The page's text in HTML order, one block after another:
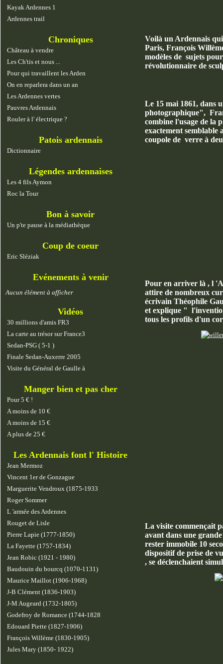
Kayak Ardennes 1
Ardennes trail
Chroniques
Château à vendre
Les Ch'tis et nous ...
Pour qui travaillent les Arden
On en reparlera dans un an
Les Ardennes vertes
Pauvres Ardennais
Rouler à l' électrique ?
Patois ardennais
Dictionnaire
Légendes ardennaises
Les 4 fils Aymon
Roc la Tour
Bon à savoir
Un p'te pause à la médiathèque
Coup de coeur
Eric Sléziak
Evénements à venir
Aucun élément à afficher
Vidéos
30 millions d'amis FR3
La carte au trésor sur France3
Sedan-PSG ( 5-1 )
Finale Sedan-Auxerre 2005
Visite du Général de Gaulle à
Manger bien et pas cher
Pour 5 € !
A moins de 10 €
A moins de 15 €
A plus de 25 €
Les Ardennais font l' Histoire
Jean Mermoz
Vincent 1er de Gonzague
Marguerite Vendroux (1875-1933
Roger Sommer
L 'armée des Ardennes
Rouget de Lisle
Pierre Lapie (1777-1850)
La Fayette (1757-1834)
Jean Robic (1921 - 1980)
Baudouin du bourcq (1070-1131)
Maurice Maillot (1906-1968)
J-B Clément (1836-1903)
J-M Augeard (1732-1805)
Godefroy de Romance (1744-1828
Edouard Piette (1827-1906)
François Willème (1830-1905)
Jules Mary (1850- 1922)
Voilà un Ardennais qui
Paris, François
modèles de sujets
révolutionnaire de
Le 15 mai 1861, dans
photographique",
combine l'usage de la
exactement
coupole de verre à
Pour en arriver là , l
attire de nombreux
écrivain Théophile
et explique "
tous les profils d'un
La visite commençait
avant dans une
rester immobile 10
dispositif de prise de
, se déclenchaient